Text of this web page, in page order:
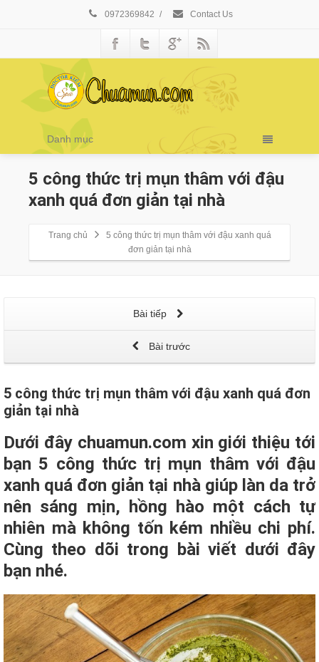
0972369842 / Contact Us
Danh mục
5 công thức trị mụn thâm với đậu
xanh quá đơn giản tại nhà
Trang chủ
5 công thức trị mụn thâm với đậu xanh quá
đơn giản tại nhà
Bài tiếp
Bài trước
5 công thức trị mụn thâm với đậu xanh quá đơn
giản tại nhà
Dưới đây chuamun.com xin giới thiệu tới
bạn 5 công thức trị mụn thâm với đậu
xanh quá đơn giản tại nhà giúp làn da trở
nên sáng mịn, hồng hào một cách tự
nhiên mà không tốn kém nhiều chi phí.
Cùng theo dõi trong bài viết dưới đây
bạn nhé.